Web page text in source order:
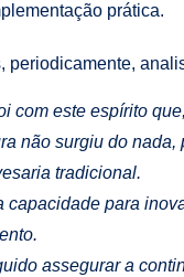
prática.
com este espírito
não surgiu do
tradicional.
para
assegurar a